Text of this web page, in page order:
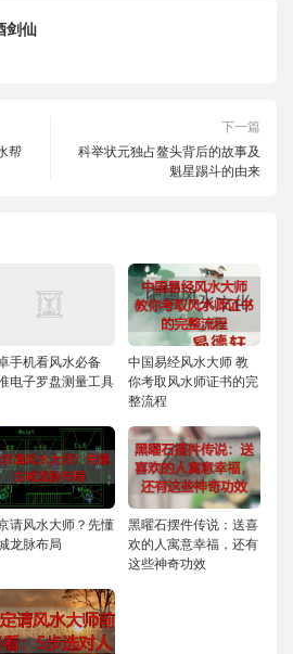
剑仙
帮
下一篇
科举状元独占鳌头背后的故事及
魁星踢斗的由来
手机看风水必备
电子罗盘测量工具
中国易经风水大师 教
你考取风水师证书的完
整流程
请风水大师？先懂
龙脉布局
黑曜石摆件传说：送喜
欢的人寓意幸福，还有
这些神奇功效